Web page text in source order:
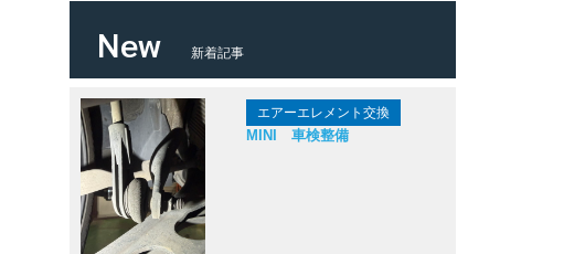
New 新着記事
エアーエレメント交換
MINI 車検整備